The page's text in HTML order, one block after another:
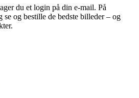
du et login på din e-mail. På
se og bestille de bedste billeder – og